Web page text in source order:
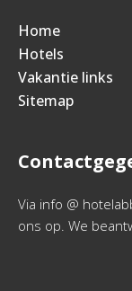
Home
Hotels
Vakantie links
Sitemap
Via info @
ons op. We